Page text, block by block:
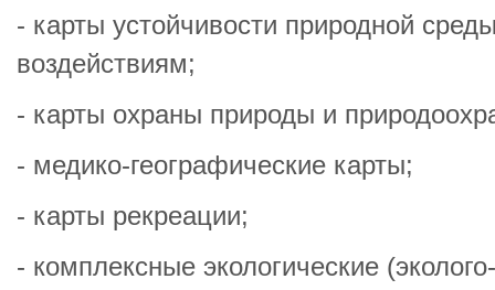
- карты устойчивости природной
воздействиям;
- карты охраны природы и
- медико-географические карты;
- карты рекреации;
- комплексные экологические